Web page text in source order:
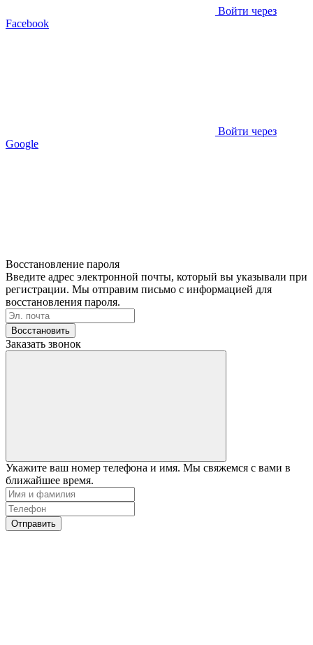
Войти через
Facebook
Войти через
Google
Восстановление пароля
Введите адрес электронной почты, который вы указывали при
регистрации. Мы отправим письмо с информацией для
восстановления пароля.
Восстановить
Заказать звонок
Укажите ваш номер телефона и имя. Мы свяжемся с вами в
ближайшее время.
Отправить